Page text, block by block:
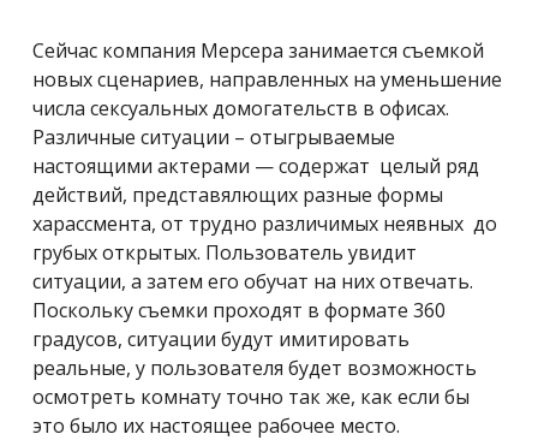
Сейчас компания Мерсера занимается съемкой
новых сценариев, направленных на уменьшение
числа сексуальных домогательств в офисах.
Различные ситуации – отыгрываемые
настоящими актерами — содержат целый ряд
действий, представялющих разные формы
харассмента, от трудно различимых неявных до
грубых открытых. Пользователь увидит
ситуации, а затем его обучат на них отвечать.
Поскольку съемки проходят в формате 360
градусов, ситуации будут имитировать
реальные, у пользователя будет возможность
осмотреть комнату точно так же, как если бы
это было их настоящее рабочее место.